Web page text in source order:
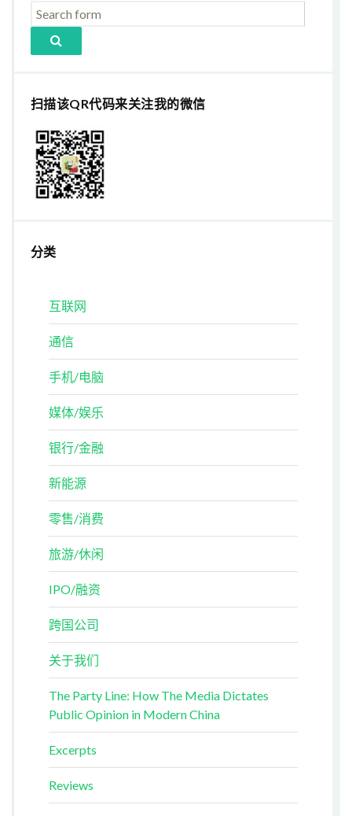
扫描该QR代码来关注我的微信
分类
互联网
通信
手机/电脑
媒体/娱乐
银行/金融
新能源
零售/消费
旅游/休闲
IPO/融资
跨国公司
关于我们
The Party Line: How The Media Dictates
Public Opinion in Modern China
Excerpts
Reviews